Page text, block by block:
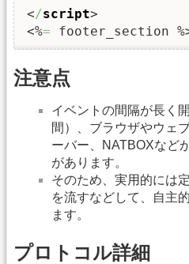
</script>
<%= footer_section
注意点
イベントの間隔が長く
間）、ブラウザやウェ
ーバー、NATBOXなど
があります。
そのため、実用的には
を流すなどして、自主
ます。
プロトコル詳細